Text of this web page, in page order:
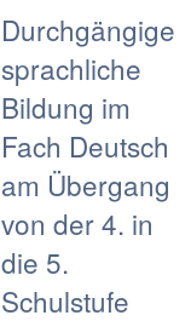
Durchgängige
sprachliche
Bildung im
Fach Deutsch
am Übergang
von der 4. in
die 5.
Schulstufe